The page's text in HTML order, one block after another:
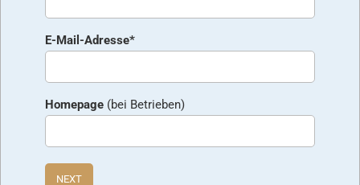
E-Mail-Adresse*
Homepage (bei Betrieben)
NEXT